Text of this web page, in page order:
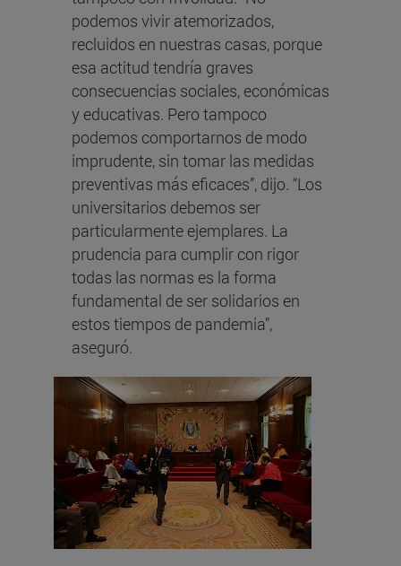
podemos vivir atemorizados,
recluidos en nuestras casas, porque
esa actitud tendría graves
consecuencias sociales, económicas
y educativas. Pero tampoco
podemos comportarnos de modo
imprudente, sin tomar las medidas
preventivas más eficaces”, dijo. “Los
universitarios debemos ser
particularmente ejemplares. La
prudencia para cumplir con rigor
todas las normas es la forma
fundamental de ser solidarios en
estos tiempos de pandemia”,
aseguró.